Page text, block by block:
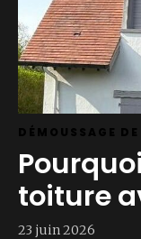
DÉMOUSSAGE
toiture
23 juin 2026